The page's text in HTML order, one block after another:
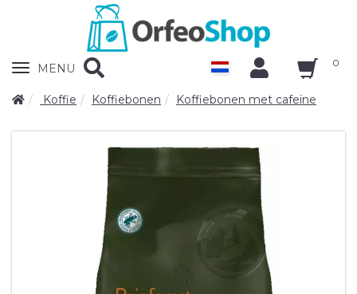
Zobrazit
MENU 0
Koffie Koffiebonen Koffiebonen met cafeïne